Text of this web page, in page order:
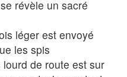
révèle un sacré
léger est envoyé
les spis
de route est sur